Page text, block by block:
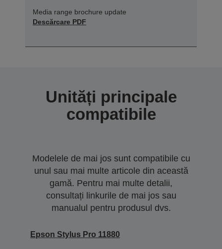
Media range brochure update
Descărcare PDF
Unități principale
compatibile
Modelele de mai jos sunt compatibile cu
unul sau mai multe articole din această
gamă. Pentru mai multe detalii,
consultați linkurile de mai jos sau
manualul pentru produsul dvs.
Epson Stylus Pro 11880